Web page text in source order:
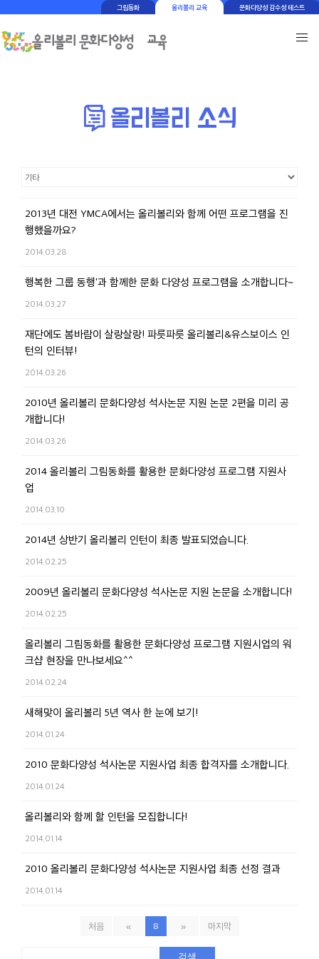
그림동화 올리볼리 교육 문화다양성 감수성 테스트
2013년 대전 YMCA에서는 올리볼리와 함께 어떤 프로그램을 진
행했을까요?
2014.03.28
행복한 그룹 동행'과 함께한 문화 다양성 프로그램을 소개합니다~
2014.03.27
재단에도 봄바람이 살랑살랑! 파릇파릇 올리볼리&유스보이스 인
턴의 인터뷰!
2014.03.26
2010년 올리볼리 문화다양성 석사논문 지원 논문 2편을 미리 공
개합니다!
2014.03.26
2014 올리볼리 그림동화를 활용한 문화다양성 프로그램 지원사
업
2014.03.10
2014년 상반기 올리볼리 인턴이 최종 발표되었습니다.
2014.02.25
2009년 올리볼리 문화다양성 석사논문 지원 논문을 소개합니다!
2014.02.25
올리볼리 그림동화를 활용한 문화다양성 프로그램 지원시업의 워
크샵 현장을 만나보세요^^
2014.02.24
새해맞이 올리볼리 5년 역사 한 눈에 보기!
2014.01.24
2010 문화다양성 석사논문 지원사업 최종 합격자를 소개합니다.
2014.01.24
올리볼리와 함께 할 인턴을 모집합니다!
2014.01.14
2010 올리볼리 문화다양성 석사논문 지원사업 최종 선정 결과
2014.01.14
처음 « 8 » 마지막
검색